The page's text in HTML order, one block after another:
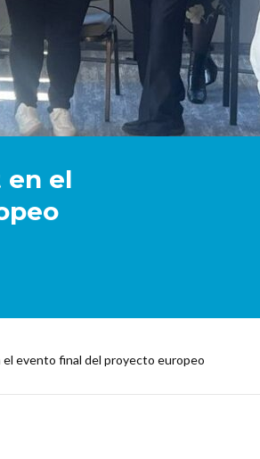
en el
evento final del proyecto europeo